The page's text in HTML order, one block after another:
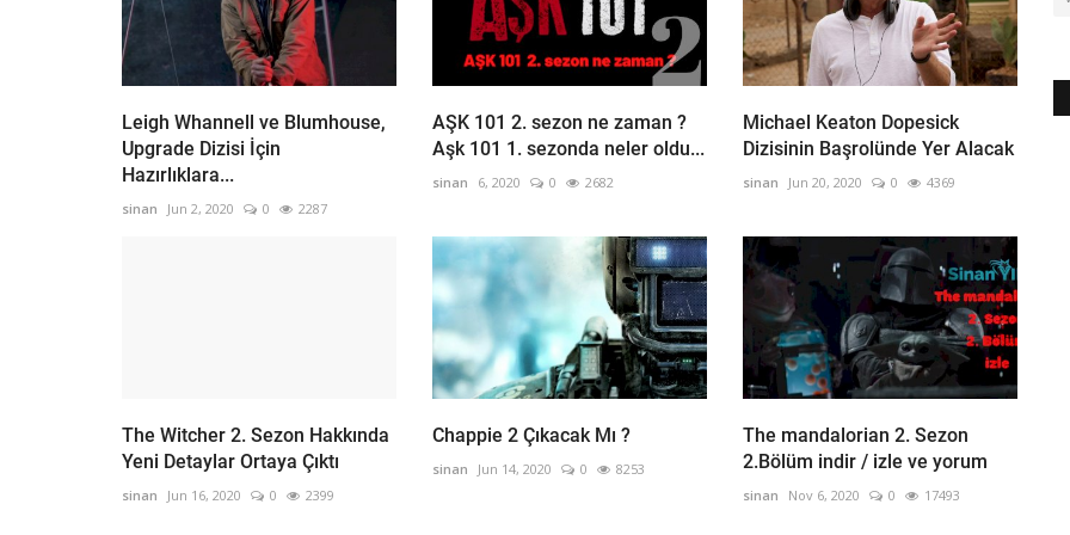
Leigh Whannell ve Blumhouse,
Upgrade Dizisi İçin
Hazırlıklara...
sinan Jun 2, 2020 0 2287
AŞK 101 2. sezon ne zaman ?
Aşk 101 1. sezonda neler oldu...
sinan 6, 2020 0 2682
Michael Keaton Dopesick
Dizisinin Başrolünde Yer Alacak
sinan Jun 20, 2020 0 4369
The Witcher 2. Sezon Hakkında
Yeni Detaylar Ortaya Çıktı
sinan Jun 16, 2020 0 2399
Chappie 2 Çıkacak Mı ?
sinan Jun 14, 2020 0 8253
The mandalorian 2. Sezon
2.Bölüm indir / izle ve yorum
sinan Nov 6, 2020 0 17493